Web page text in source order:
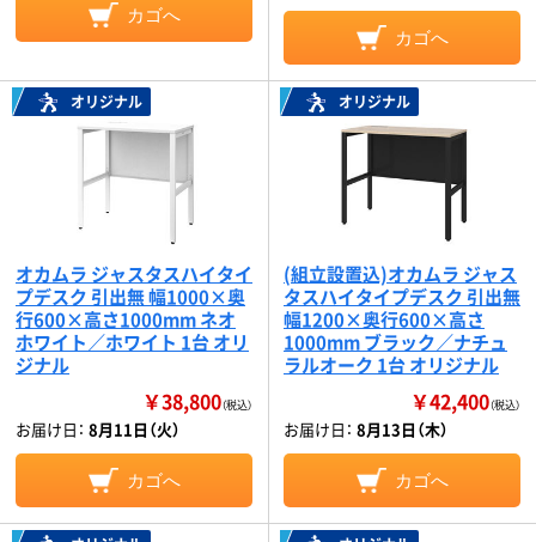
カゴへ
カゴへ
オリジナル
オカムラ ジャスタスハイタイ
プデスク 引出無 幅1000×奥
行600×高さ1000mm ネオ
ホワイト／ホワイト 1台 オリ
ジナル
￥38,800（税込）
お届け日： 8月11日（火）
カゴへ
オリジナル
(組立設置込)オカムラ ジャス
タスハイタイプデスク 引出無
幅1200×奥行600×高さ
1000mm ブラック／ナチュ
ラルオーク 1台 オリジナル
￥42,400（税込）
お届け日： 8月13日（木）
カゴへ